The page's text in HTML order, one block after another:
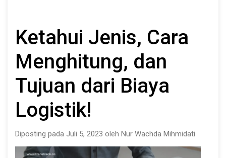
Ketahui Jenis, Cara
Menghitung, dan
Tujuan dari Biaya
Logistik!
Diposting pada Juli 5, 2023 oleh Nur Wachda Mihmidati